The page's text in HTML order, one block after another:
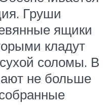
Груши
ящики
кладут
соломы. В
не больше